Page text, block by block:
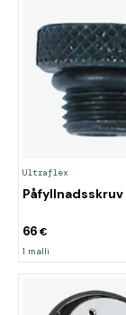
Ultraflex
Påfyllnadsskruv
66€
1 malli